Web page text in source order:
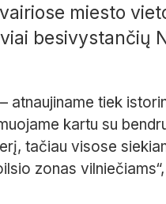
miesto
besivystančių
atnaujiname tiek
kartu su
tačiau visose
zonas